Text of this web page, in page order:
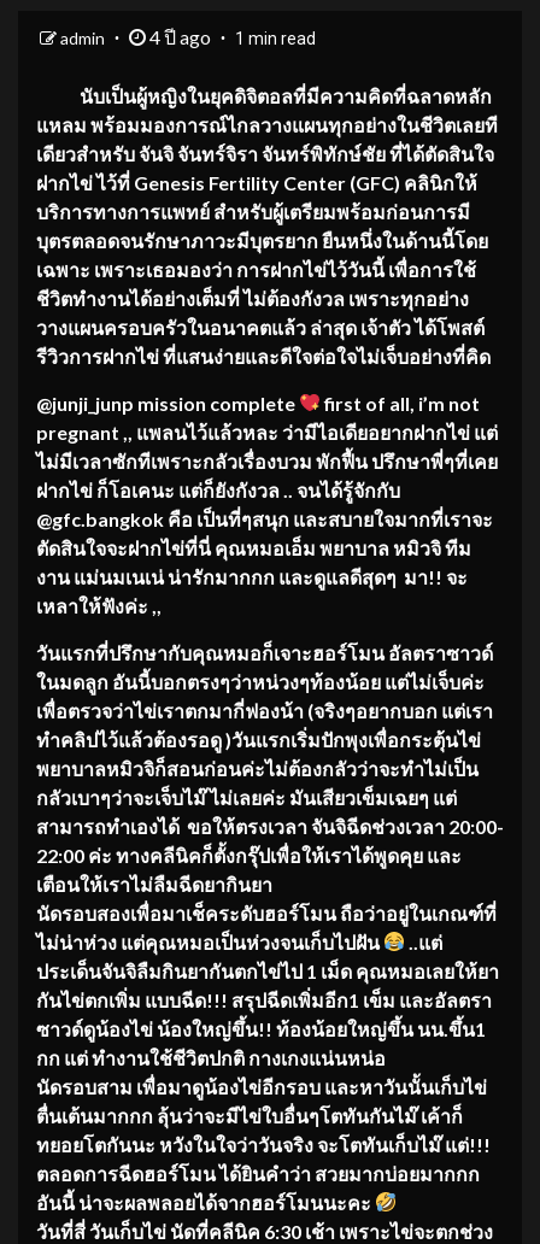
admin 4 ปี ago 1 min read
นับเป็นผู้หญิงในยุคดิจิตอลที่มีความคิดที่ฉลาดหลัก
แหลม พร้อมมองการณ์ไกลวางแผนทุกอย่างในชีวิตเลยที
เดียวสำหรับ จันจิ จันทร์จิรา จันทร์พิทักษ์ชัย ที่ได้ตัดสินใจ
ฝากไข่ ไว้ที่ Genesis Fertility Center (GFC) คลินิกให้
บริการทางการแพทย์ สำหรับผู้เตรียมพร้อมก่อนการมี
บุตรตลอดจนรักษาภาวะมีบุตรยาก ยืนหนึ่งในด้านนี้โดย
เฉพาะ เพราะเธอมองว่า การฝากไข่ไว้วันนี้ เพื่อการใช้
ชีวิตทำงานได้อย่างเต็มที่ ไม่ต้องกังวล เพราะทุกอย่าง
วางแผนครอบครัวในอนาคตแล้ว ล่าสุด เจ้าตัว ได้โพสต์
รีวิวการฝากไข่ ที่แสนง่ายและดีใจต่อใจไม่เจ็บอย่างที่คิด
@junji_junp mission complete
first of all, i’m not
pregnant ,, แพลนไว้แล้วหละ ว่ามีไอเดียอยากฝากไข่ แต่
ไม่มีเวลาซักทีเพราะกลัวเรื่องบวม พักฟื้น ปรึกษาพี่ๆที่เคย
ฝากไข่ ก็โอเคนะ แต่ก็ยังกังวล .. จนได้รู้จักกับ
@gfc.bangkok คือ เป็นที่ๆสนุก และสบายใจมากที่เราจะ
ตัดสินใจจะฝากไข่ที่นี่ คุณหมอเอ็ม พยาบาล หมิวจิ ทีม
งาน แม่นมเนเน่ น่ารักมากกก และดูแลดีสุดๆ มา!! จะ
เหลาให้ฟังค่ะ ,,
วันแรกที่ปรึกษากับคุณหมอก็เจาะฮอร์โมน อัลตราซาวด์
ในมดลูก อันนี้บอกตรงๆว่าหน่วงๆท้องน้อย แต่ไม่เจ็บค่ะ
เพื่อตรวจว่าไข่เราตกมากี่ฟองน้า (จริงๆอยากบอก แต่เรา
ทำคลิปไว้แล้วต้องรอดู )วันแรกเริ่มปักพุงเพื่อกระตุ้นไข่
พยาบาลหมิวจิก็สอนก่อนค่ะไม่ต้องกลัวว่าจะทำไม่เป็น
กลัวเบาๆว่าจะเจ็บไม๊ ไม่เลยค่ะ มันเสียวเข็มเฉยๆ แต่
สามารถทำเองได้ ขอให้ตรงเวลา จันจิฉีดช่วงเวลา 20:00-
22:00 ค่ะ ทางคลีนิคก็ตั้งกรุ๊ปเพื่อให้เราได้พูดคุย และ
เตือนให้เราไม่ลืมฉีดยากินยา
นัดรอบสองเพื่อมาเช็คระดับฮอร์โมน ถือว่าอยู่ในเกณฑ์ที่
ไม่น่าห่วง แต่คุณหมอเป็นห่วงจนเก็บไปฝัน
..แต่
ประเด็นจันจิลืมกินยากันตกไข่ไป 1 เม็ด คุณหมอเลยให้ยา
กันไข่ตกเพิ่ม แบบฉีด!!! สรุปฉีดเพิ่มอีก1 เข็ม และอัลตรา
ซาวด์ดูน้องไข่ น้องใหญ่ขึ้น!! ท้องน้อยใหญ่ขึ้น นน.ขึ้น1
กก แต่ ทำงานใช้ชีวิตปกติ กางเกงแน่นหน่อ
นัดรอบสาม เพื่อมาดูน้องไข่อีกรอบ และหาวันนั้นเก็บไข่
ตื่นเต้นมากกก ลุ้นว่าจะมีไข่ใบอื่นๆโตทันกันไม๊ เค้าก็
ทยอยโตกันนะ หวังในใจว่าวันจริง จะโตทันเก็บไม๊ แต่!!!
ตลอดการฉีดฮอร์โมน ได้ยินคำว่า สวยมากบ่อยมากกก
อันนี้ น่าจะผลพลอยได้จากฮอร์โมนนะคะ
วันที่สี่ วันเก็บไข่ นัดที่คลีนิค 6:30 เช้า เพราะไข่จะตกช่วง